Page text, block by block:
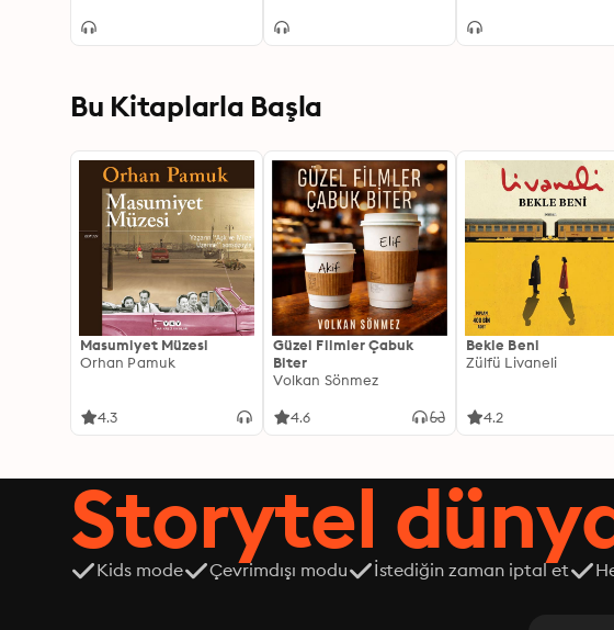
Bu Kitaplarla Başla
Masumiyet Müzesi
Orhan Pamuk
4.3
Güzel Filmler Çabuk
Biter
Volkan Sönmez
4.6
Bekle Beni
Zülfü Livaneli
4.2
Storytel
Kids mode Çevrimdışı modu İstediğin zaman iptal et